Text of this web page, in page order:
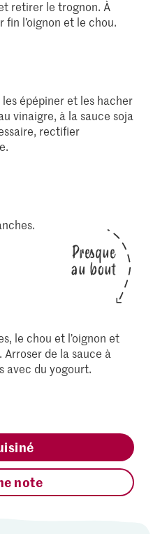
retirer le trognon. À
fin l’oignon et le chou.
épépiner et les hacher
vinaigre, à la sauce soja
rectifier
Presque
au bout
le chou et l’oignon et
Arroser de la sauce à
avec du yogourt.
note